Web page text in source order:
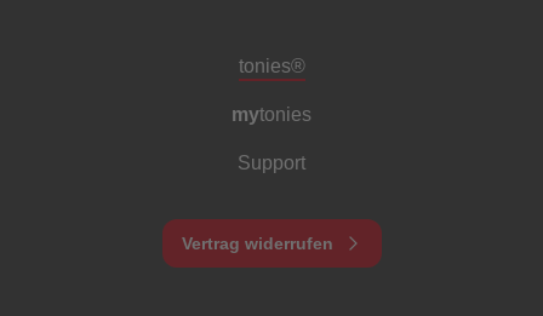
Meta-Navigation Footer
tonies®
mytonies
Support
Vertrag widerrufen